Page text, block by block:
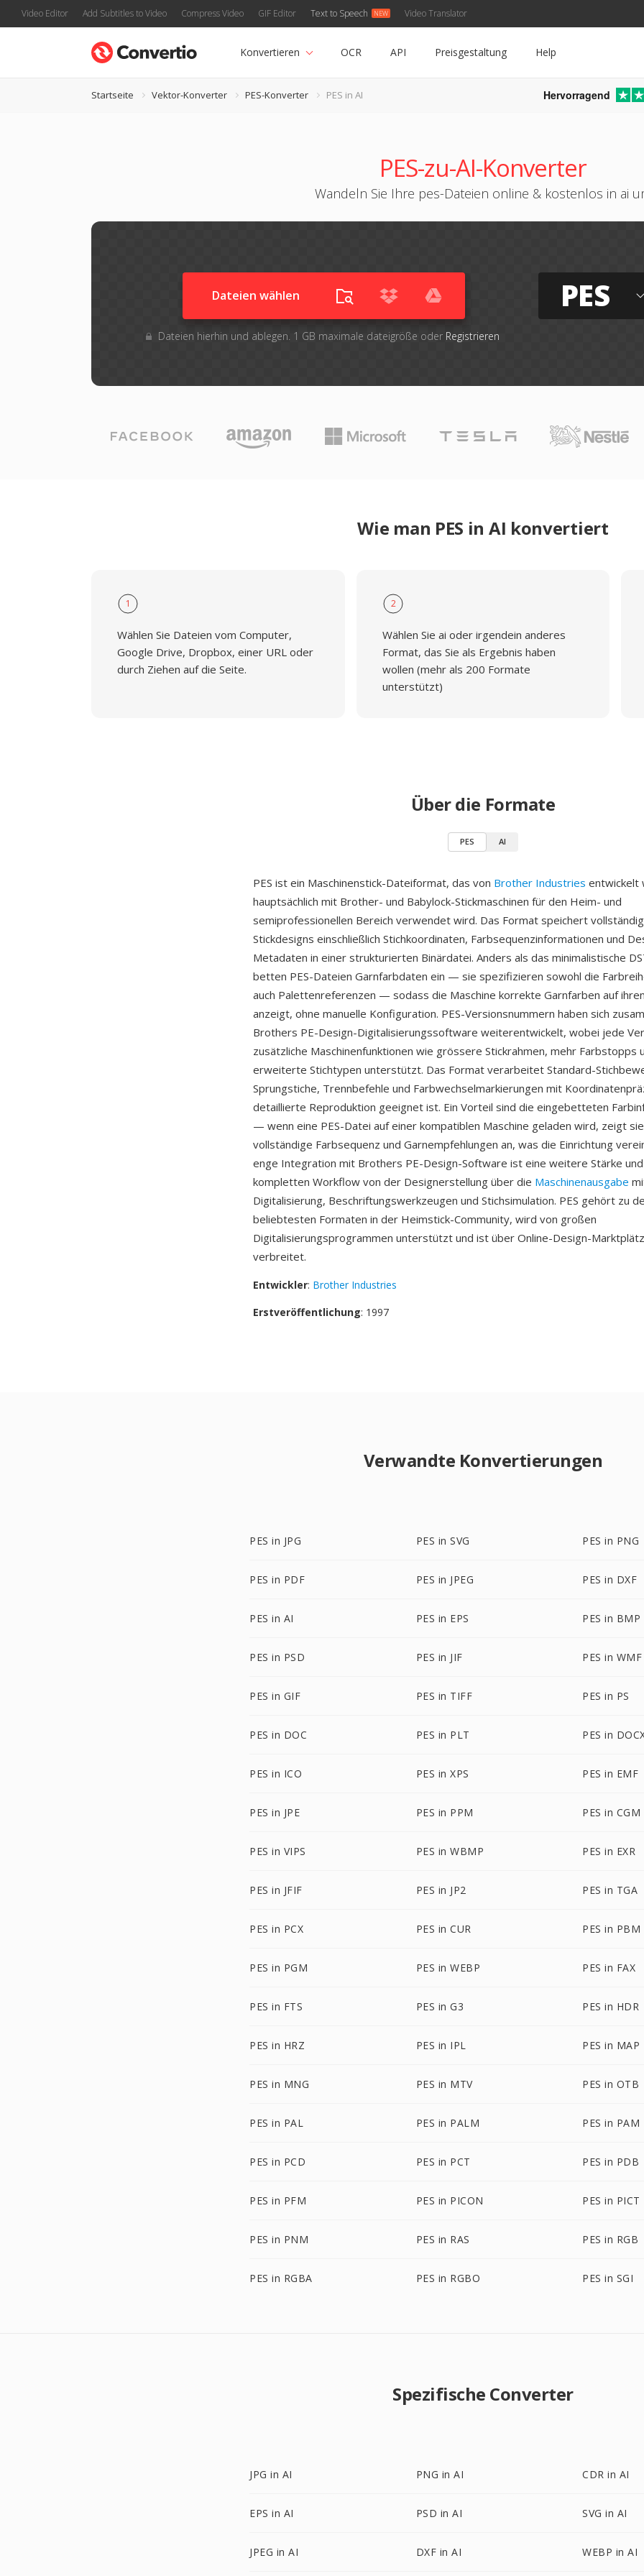
Video Editor Add Subtitles to Video Compress Video GIF Editor Text to Speech Video Translator
Konvertieren OCR API Preisgestaltung Help
Startseite Vektor-Konverter PES-Konverter PES in AI Hervorragend
PES-zu-AI-Konverter
Wandeln Sie Ihre pes-Dateien online & kostenlos in ai
Dateien wählen
Dateien hierhin und ablegen. 1 GB maximale dateigröße oder Registrieren
PES
Wie man PES in AI konvertiert
1
Wählen Sie Dateien vom Computer,
Google Drive, Dropbox, einer URL oder
durch Ziehen auf die Seite.
2
Wählen Sie ai oder irgendein anderes
Format, das Sie als Ergebnis haben
wollen (mehr als 200 Formate
unterstützt)
Über die Formate
PES AI
PES ist ein Maschinenstick-Dateiformat, das von Brother Industries entwickelt
hauptsächlich mit Brother- und Babylock-Stickmaschinen für den Heim- und
semiprofessionellen Bereich verwendet wird. Das Format speichert
Stickdesigns einschließlich Stichkoordinaten, Farbsequenzinformationen und
Metadaten in einer strukturierten Binärdatei. Anders als das minimalistische
betten PES-Dateien Garnfarbdaten ein — sie spezifizieren sowohl die
auch Palettenreferenzen — sodass die Maschine korrekte Garnfarben auf
anzeigt, ohne manuelle Konfiguration. PES-Versionsnummern haben sich
Brothers PE-Design-Digitalisierungssoftware weiterentwickelt, wobei jede
zusätzliche Maschinenfunktionen wie grössere Stickrahmen, mehr Farbstopps
erweiterte Stichtypen unterstützt. Das Format verarbeitet Standard-
Sprungstiche, Trennbefehle und Farbwechselmarkierungen mit
detaillierte Reproduktion geeignet ist. Ein Vorteil sind die eingebetteten
— wenn eine PES-Datei auf einer kompatiblen Maschine geladen wird, zeigt
vollständige Farbsequenz und Garnempfehlungen an, was die Einrichtung
enge Integration mit Brothers PE-Design-Software ist eine weitere Stärke
kompletten Workflow von der Designerstellung über die Maschinenausgabe
Digitalisierung, Beschriftungswerkzeugen und Stichsimulation. PES gehört zu
beliebtesten Formaten in der Heimstick-Community, wird von großen
Digitalisierungsprogrammen unterstützt und ist über Online-Design-
verbreitet.
Entwickler: Brother Industries
Erstveröffentlichung: 1997
Verwandte Konvertierungen
PES in JPG PES in SVG PES in PNG
PES in PDF PES in JPEG PES in DXF
PES in AI PES in EPS PES in BMP
PES in PSD PES in JIF PES in WMF
PES in GIF PES in TIFF PES in PS
PES in DOC PES in PLT PES in
PES in ICO PES in XPS PES in EMF
PES in JPE PES in PPM PES in CGM
PES in VIPS PES in WBMP PES in EXR
PES in JFIF PES in JP2 PES in TGA
PES in PCX PES in CUR PES in PBM
PES in PGM PES in WEBP PES in FAX
PES in FTS PES in G3 PES in HDR
PES in HRZ PES in IPL PES in MAP
PES in MNG PES in MTV PES in OTB
PES in PAL PES in PALM PES in PAM
PES in PCD PES in PCT PES in PDB
PES in PFM PES in PICON PES in PICT
PES in PNM PES in RAS PES in RGB
PES in RGBA PES in RGBO PES in SGI
Spezifische Converter
JPG in AI PNG in AI CDR in AI
EPS in AI PSD in AI SVG in AI
JPEG in AI DXF in AI WEBP in AI